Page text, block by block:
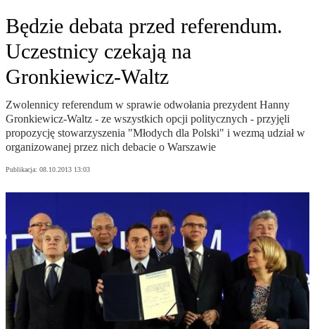
Będzie debata przed referendum.
Uczestnicy czekają na
Gronkiewicz-Waltz
Zwolennicy referendum w sprawie odwołania prezydent Hanny
Gronkiewicz-Waltz - ze wszystkich opcji politycznych - przyjęli
propozycję stowarzyszenia "Młodych dla Polski" i wezmą udział w
organizowanej przez nich debacie o Warszawie
Publikacja: 08.10.2013 13:03